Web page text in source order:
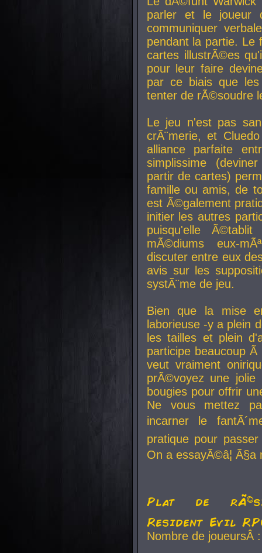
parler et le joueur
communiquer
pendant la partie. Le
cartes illustrÃ©es
pour leur faire
par ce biais que
tenter de rÃ©soudre
Le jeu n'est pas
crÃ¨merie, et
alliance parfaite
simplissime
partir de cartes)
famille ou amis, de
est Ã©galement
initier les autres
puisqu'elle
mÃ©diums eux-
discuter entre eux
avis sur les
systÃ¨me de jeu.
Bien que la mise
laborieuse -y a plein
les tailles et plein
participe beaucoup
veut vraiment
prÃ©voyez une
bougies pour offrir
Ne vous mettez
incarner le
pratique pour
On a essayÃ©â¦
Plat de
Resident Evil
Nombre de